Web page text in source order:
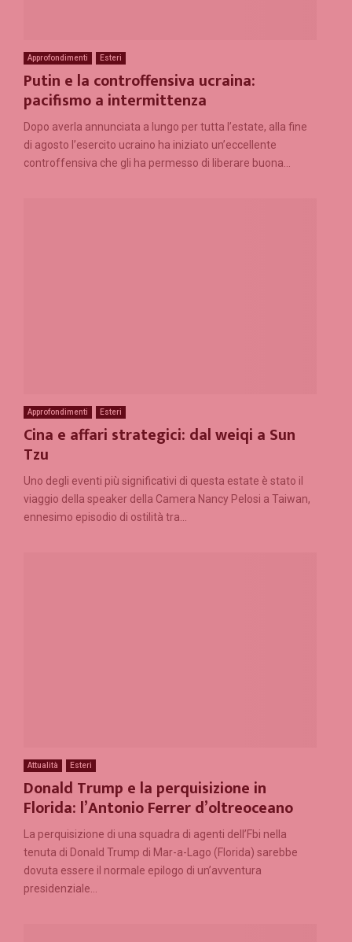
Approfondimenti Esteri
Putin e la controffensiva ucraina:
pacifismo a intermittenza
Dopo averla annunciata a lungo per tutta l’estate, alla fine
di agosto l’esercito ucraino ha iniziato un’eccellente
controffensiva che gli ha permesso di liberare buona...
Approfondimenti Esteri
Cina e affari strategici: dal weiqi a Sun
Tzu
Uno degli eventi più significativi di questa estate è stato il
viaggio della speaker della Camera Nancy Pelosi a Taiwan,
ennesimo episodio di ostilità tra...
Attualità Esteri
Donald Trump e la perquisizione in
Florida: l’Antonio Ferrer d’oltreoceano
La perquisizione di una squadra di agenti dell’Fbi nella
tenuta di Donald Trump di Mar-a-Lago (Florida) sarebbe
dovuta essere il normale epilogo di un’avventura
presidenziale...